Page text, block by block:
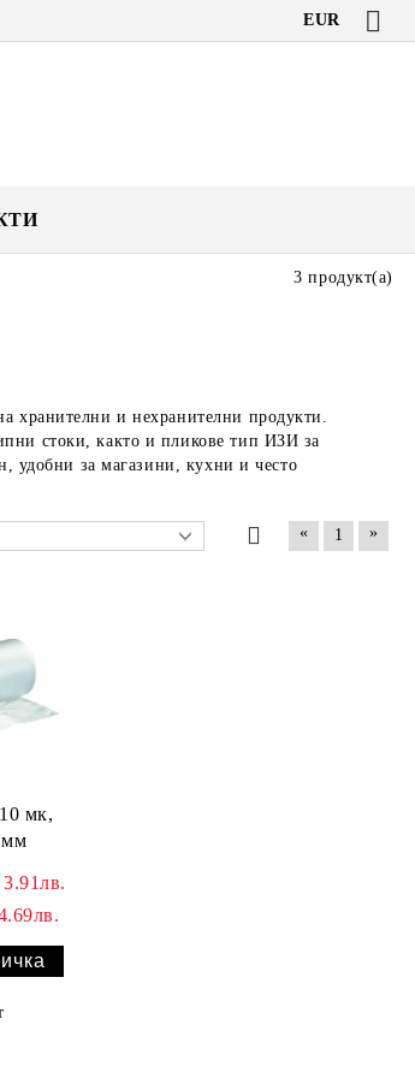
EUR
хранителни и нехранителни продукти.
стоки, както и пликове тип ИЗИ за
удобни за магазини, кухни и често
3 продукт(а)
« 1 »
мк,
мм
3.91лв.